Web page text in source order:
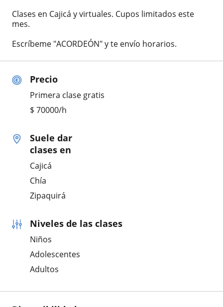
Precio
Primera clase gratis
$ 70000/h
Suele dar
clases en
Cajicá
Chía
Zipaquirá
Niveles de las clases
Niños
Adolescentes
Adultos
Clases en Cajicá y virtuales. Cupos limitados este
mes.
Escríbeme "ACORDEÓN" y te envío horarios.